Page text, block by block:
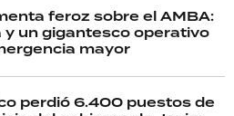
feroz sobre el AMBA:
y un gigantesco operativo
mayor
perdió 6.400 puestos de